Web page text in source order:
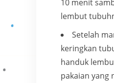
10 menit
lembut
Setelah
keringkan
handuk
pakaian yang